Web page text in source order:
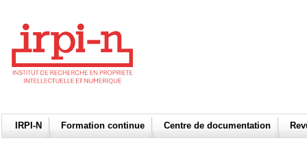
IRPI-N Formation continue Centre de documentation